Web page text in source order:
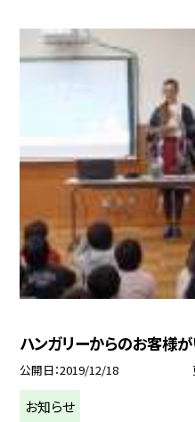
ハンガリーからのお客様が
公開日 2019/12/18
お知らせ